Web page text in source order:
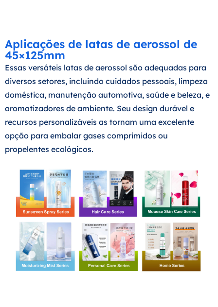
Aplicações de latas de aerossol de
45×125mm
Essas versáteis latas de aerossol são adequadas para
diversos setores, incluindo cuidados pessoais, limpeza
doméstica, manutenção automotiva, saúde e beleza, e
aromatizadores de ambiente. Seu design durável e
recursos personalizáveis as tornam uma excelente
opção para embalar gases comprimidos ou
propelentes ecológicos.